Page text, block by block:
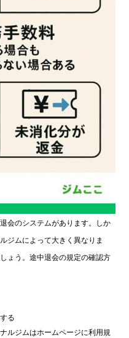
会のシステムがあります。しか
ジムによって大きく異なりま
ょう。途中退会の規定の確認方
る
ルジムはホームページに利用規